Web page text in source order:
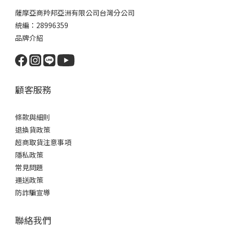
薩摩亞商羚邦亞洲有限公司台灣分公司
統編：28996359
品牌介紹
顧客服務
條款與細則
退換貨政策
超商取貨注意事項
隱私政策
常見問題
運送政策
防詐騙宣導
聯絡我們